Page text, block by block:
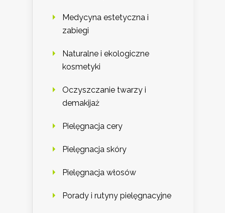
Medycyna estetyczna i
zabiegi
Naturalne i ekologiczne
kosmetyki
Oczyszczanie twarzy i
demakijaż
Pielęgnacja cery
Pielęgnacja skóry
Pielęgnacja włosów
Porady i rutyny pielęgnacyjne